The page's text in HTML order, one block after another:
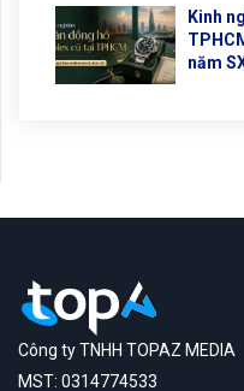
Kinh
năm
Công ty TNHH TOPAZ MEDIA
MST: 0314774533